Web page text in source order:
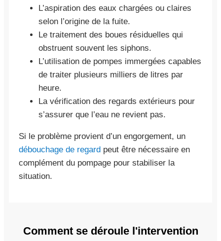
L’aspiration des eaux chargées ou claires
selon l’origine de la fuite.
Le traitement des boues résiduelles qui
obstruent souvent les siphons.
L’utilisation de pompes immergées capables
de traiter plusieurs milliers de litres par
heure.
La vérification des regards extérieurs pour
s’assurer que l’eau ne revient pas.
Si le problème provient d’un engorgement, un
débouchage de regard peut être nécessaire en
complément du pompage pour stabiliser la
situation.
Comment se déroule l'intervention